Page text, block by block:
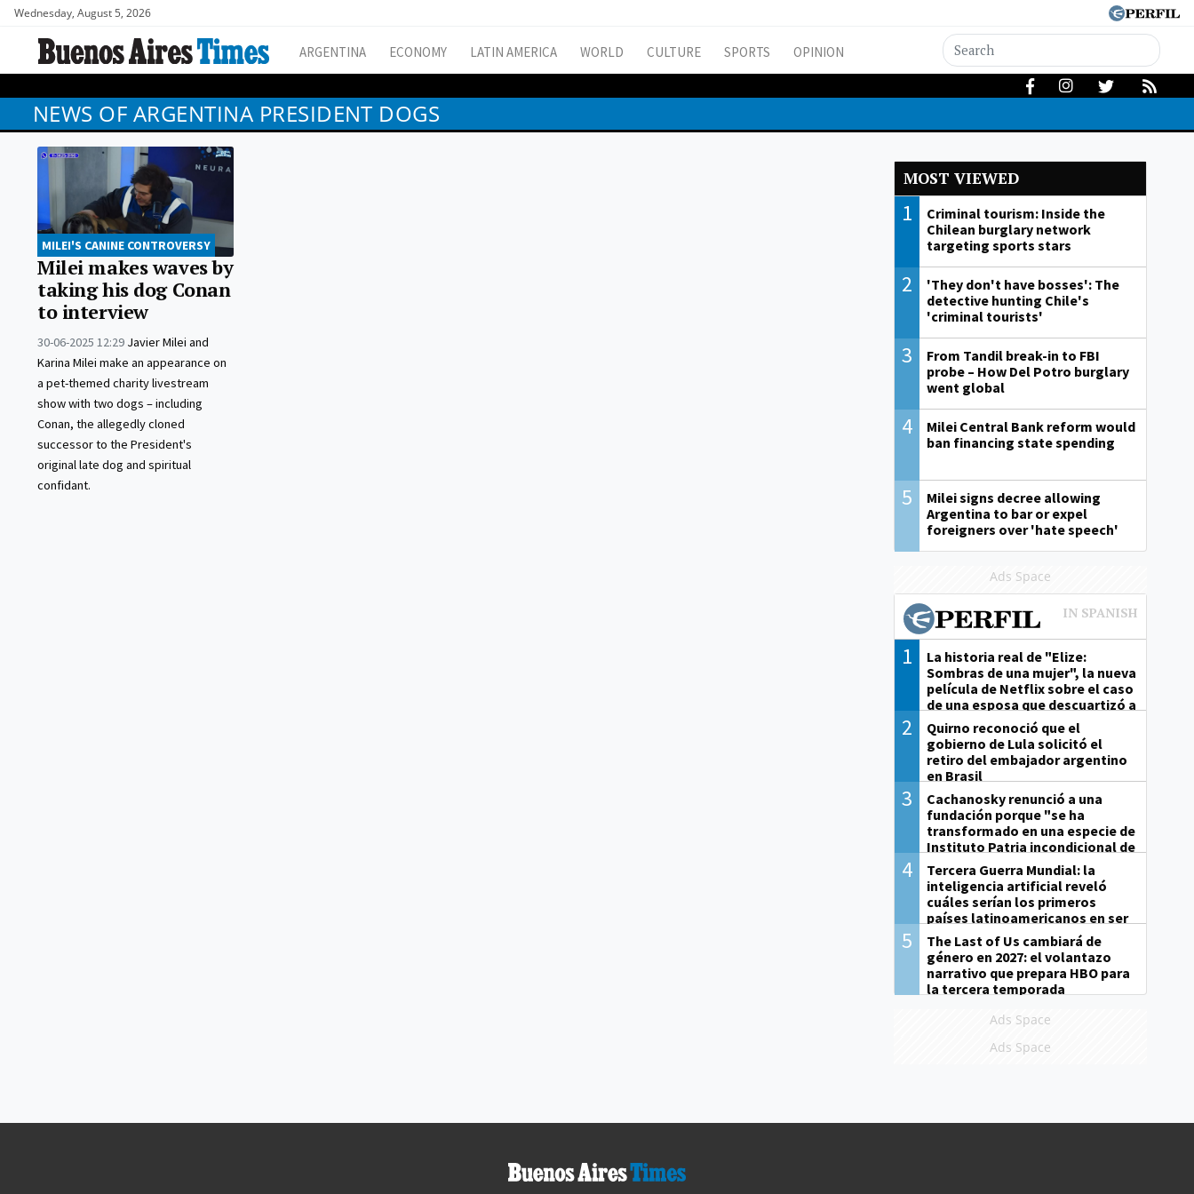
Wednesday, August 5, 2026
ARGENTINA ECONOMY LATIN AMERICA WORLD CULTURE SPORTS OPINION
NEWS OF ARGENTINA PRESIDENT DOGS
MILEI'S CANINE CONTROVERSY
Milei makes waves by
taking his dog Conan
to interview
30-06-2025 12:29 Javier Milei and
Karina Milei make an appearance on
a pet-themed charity livestream
show with two dogs – including
Conan, the allegedly cloned
successor to the President's
original late dog and spiritual
confidant.
MOST VIEWED
1
Criminal tourism: Inside the
Chilean burglary network
targeting sports stars
2
'They don't have bosses': The
detective hunting Chile's
'criminal tourists'
3
From Tandil break-in to FBI
probe – How Del Potro burglary
went global
4
Milei Central Bank reform would
ban financing state spending
5
Milei signs decree allowing
Argentina to bar or expel
foreigners over 'hate speech'
Ads Space
1
La historia real de "Elize:
Sombras de una mujer", la nueva
película de Netflix sobre el caso
de una esposa que descuartizó a
su marido
2
Quirno reconoció que el
gobierno de Lula solicitó el
retiro del embajador argentino
en Brasil
3
Cachanosky renunció a una
fundación porque "se ha
transformado en una especie de
Instituto Patria incondicional de
la gestión de Milei"
4
Tercera Guerra Mundial: la
inteligencia artificial reveló
cuáles serían los primeros
países latinoamericanos en ser
derrotados
5
The Last of Us cambiará de
género en 2027: el volantazo
narrativo que prepara HBO para
la tercera temporada
Ads Space
Ads Space